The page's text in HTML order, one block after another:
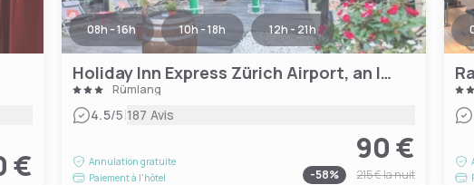
€
08h - 16h 10h - 18h 12h - 21h
Holiday Inn Express Zürich Airport, an IHG Hotel
Rümlang
4.5/5|187 Avis
Annulation gratuite
Paiement à l'hôtel
90 €
-58% 215 €la nuit